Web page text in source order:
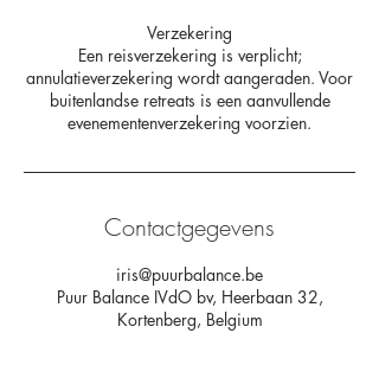
Verzekering
Een reisverzekering is verplicht;
annulatieverzekering wordt aangeraden. Voor
buitenlandse retreats is een aanvullende
evenementenverzekering voorzien.
Contactgegevens
iris@puurbalance.be
Puur Balance IVdO bv, Heerbaan 32,
Kortenberg, Belgium